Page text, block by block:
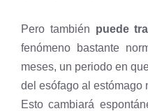
Pero también puede
fenómeno bastante
meses, un periodo en
del esófago al estómago
Esto cambiará